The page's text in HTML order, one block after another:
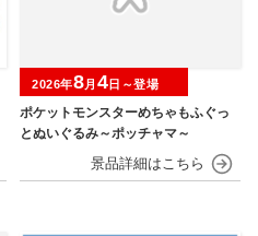
ポケットモンスターめちゃもふぐっ
とぬいぐるみ～ポッチャマ～
2026年8月 4日～登場